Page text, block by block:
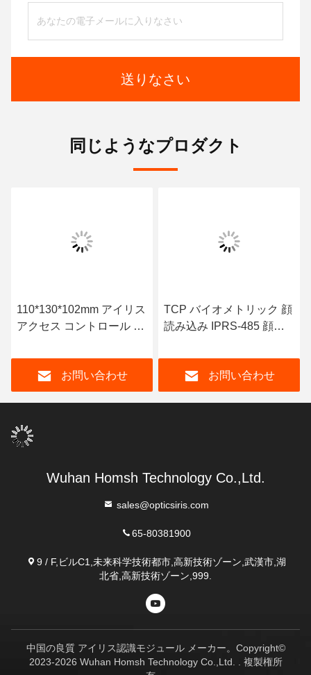
送りなさい
同じようなプロダクト
110*130*102mm アイリス
アクセス コントロール セ
お問い合わせ
TCP バイオメトリック 顔
読み込み IPRS-485 顔識
お問い合わせ
Wuhan Homsh Technology Co.,Ltd.
sales@opticsiris.com
65-80381900
9 / F,ビルC1,未来科学技術都市,高新技術ゾーン,武漢市,湖
北省,高新技術ゾーン,999.
中国の良質 アイリス認識モジュール メーカー。Copyright©
2023-2026 Wuhan Homsh Technology Co.,Ltd. . 複製権所